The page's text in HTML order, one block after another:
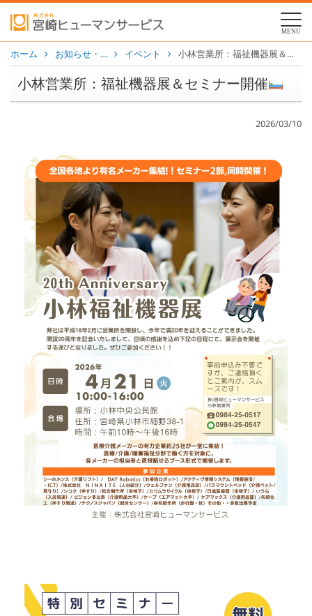
MENU
ホーム お知らせ・… イベント 小林営業所：福祉機器展＆セミナー開催
小林営業所：福祉機器展＆セミナー開催
2026/03/10